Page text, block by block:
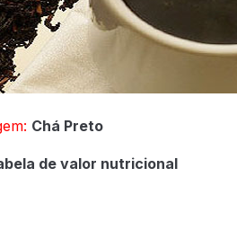
Chá Preto
de valor nutricional